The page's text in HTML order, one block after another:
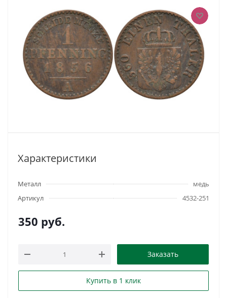
Характеристики
Металл
медь
Артикул
4532-251
350 руб.
Заказать
Купить в 1 клик